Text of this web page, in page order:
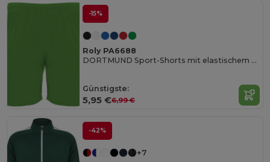
-15%
Roly PA6688
DORTMUND Sport-Shorts mit elastischem Bund und innenliegendem Kordelzug und Sicherheitsnähten
Günstigste:
5,95 €6,99 €
-42%
+7